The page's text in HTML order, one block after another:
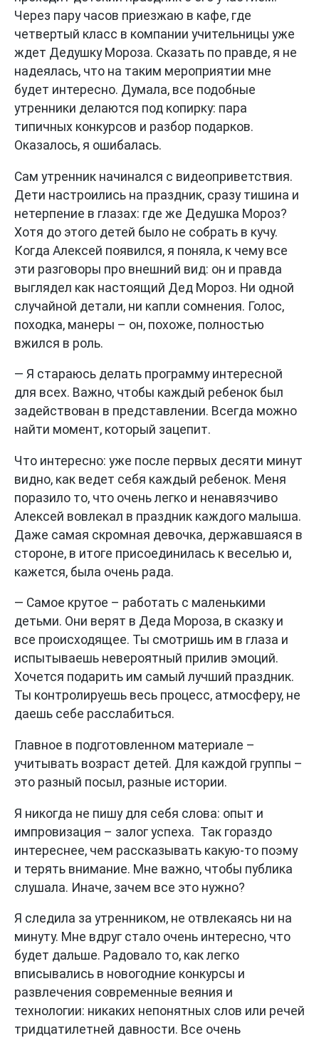
Через пару часов приезжаю в кафе, где
четвертый класс в компании учительницы уже
ждет Дедушку Мороза. Сказать по правде, я не
надеялась, что на таким мероприятии мне
будет интересно. Думала, все подобные
утренники делаются под копирку: пара
типичных конкурсов и разбор подарков.
Оказалось, я ошибалась.
Сам утренник начинался с видеоприветствия.
Дети настроились на праздник, сразу тишина и
нетерпение в глазах: где же Дедушка Мороз?
Хотя до этого детей было не собрать в кучу.
Когда Алексей появился, я поняла, к чему все
эти разговоры про внешний вид: он и правда
выглядел как настоящий Дед Мороз. Ни одной
случайной детали, ни капли сомнения. Голос,
походка, манеры – он, похоже, полностью
вжился в роль.
— Я стараюсь делать программу интересной
для всех. Важно, чтобы каждый ребенок был
задействован в представлении. Всегда можно
найти момент, который зацепит.
Что интересно: уже после первых десяти минут
видно, как ведет себя каждый ребенок. Меня
поразило то, что очень легко и ненавязчиво
Алексей вовлекал в праздник каждого малыша.
Даже самая скромная девочка, державшаяся в
стороне, в итоге присоединилась к веселью и,
кажется, была очень рада.
— Самое крутое – работать с маленькими
детьми. Они верят в Деда Мороза, в сказку и
все происходящее. Ты смотришь им в глаза и
испытываешь невероятный прилив эмоций.
Хочется подарить им самый лучший праздник.
Ты контролируешь весь процесс, атмосферу, не
даешь себе расслабиться.
Главное в подготовленном материале –
учитывать возраст детей. Для каждой группы –
это разный посыл, разные истории.
Я никогда не пишу для себя слова: опыт и
импровизация – залог успеха. Так гораздо
интереснее, чем рассказывать какую-то поэму
и терять внимание. Мне важно, чтобы публика
слушала. Иначе, зачем все это нужно?
Я следила за утренником, не отвлекаясь ни на
минуту. Мне вдруг стало очень интересно, что
будет дальше. Радовало то, как легко
вписывались в новогодние конкурсы и
развлечения современные веяния и
технологии: никаких непонятных слов или речей
тридцатилетней давности. Все очень